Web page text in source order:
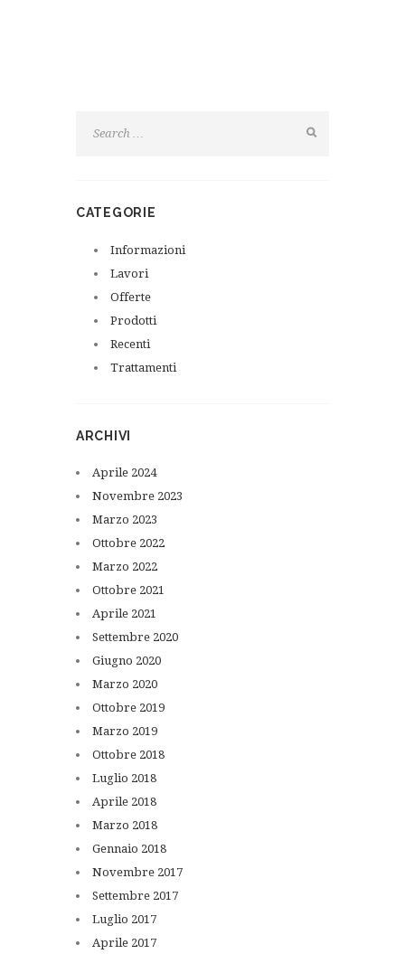
CATEGORIE
Informazioni
Lavori
Offerte
Prodotti
Recenti
Trattamenti
ARCHIVI
Aprile 2024
Novembre 2023
Marzo 2023
Ottobre 2022
Marzo 2022
Ottobre 2021
Aprile 2021
Settembre 2020
Giugno 2020
Marzo 2020
Ottobre 2019
Marzo 2019
Ottobre 2018
Luglio 2018
Aprile 2018
Marzo 2018
Gennaio 2018
Novembre 2017
Settembre 2017
Luglio 2017
Aprile 2017